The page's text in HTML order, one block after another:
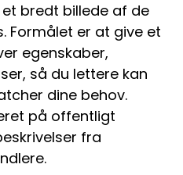
bredt billede af de
Formålet er at give et
egenskaber,
så du lettere kan
dine behov.
på offentligt
fra